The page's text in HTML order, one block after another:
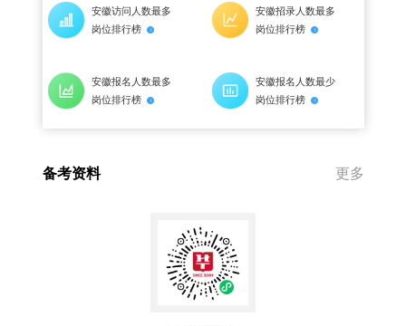
安徽访问人数最多
岗位排行榜
安徽招录人数最多
岗位排行榜
安徽报名人数最多
岗位排行榜
安徽报名人数最少
岗位排行榜
备考资料 更多